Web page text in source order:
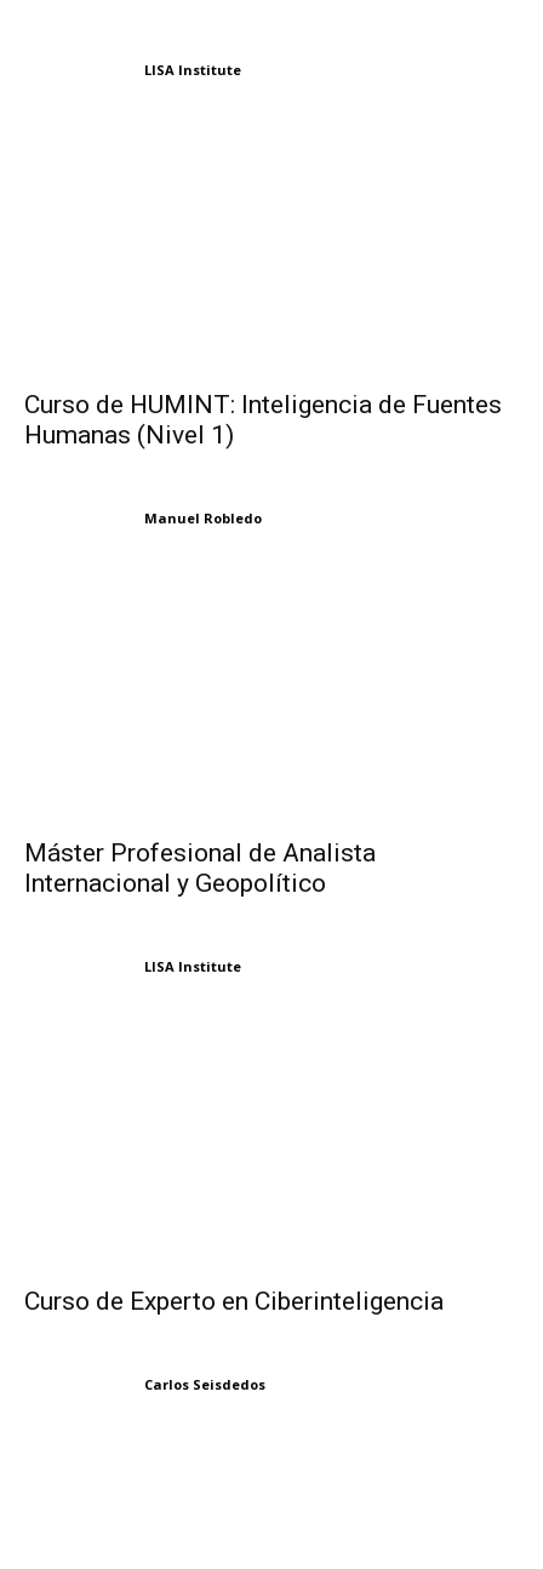
LISA Institute
Curso de HUMINT: Inteligencia de Fuentes
Humanas (Nivel 1)
Manuel Robledo
Máster Profesional de Analista
Internacional y Geopolítico
LISA Institute
Curso de Experto en Ciberinteligencia
Carlos Seisdedos